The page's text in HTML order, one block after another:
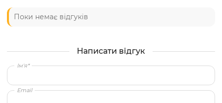
Поки немає відгуків
Написати відгук
Ім'я*
Email